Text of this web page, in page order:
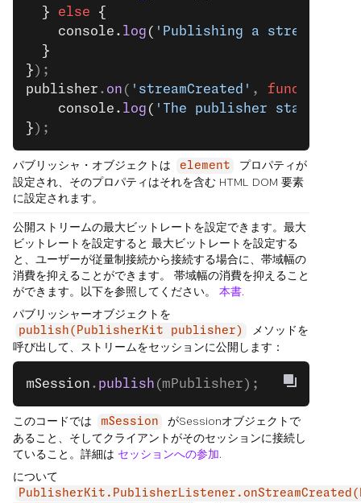
  }
else {
    console.
log ( 'Publishing a stream.'
  }
} );
publisher . on ( 'streamCreated' , function
    console.
log ( 'The publisher started
} );
パブリッシャ・オブジェクトは element
プロパティが
設定され、そのプロパティはそれを含む HTML DOM 要素
に設定されます。
公開ストリームの最大ビットレートを設定できます。最大
ビットレートを設定すると 最大ビットレートを設定する
と、ユーザーが従量制接続から接続する場合に、帯域幅の
消費を抑えることができます。 帯域幅の消費を抑えること
ができます。以下を参照してください。 本書.
パブリッシャーオブジェクトを
publish(PublisherKit publisher)
メソッドを
呼び出して、ストリームをセッションに公開します：
mSession . publish (mPublisher);
このコードでは mSession
がSessionオブジェクトで
あること、そしてクライアントがそのセッションに接続し
ていること。詳細は セッションへの参加.
について